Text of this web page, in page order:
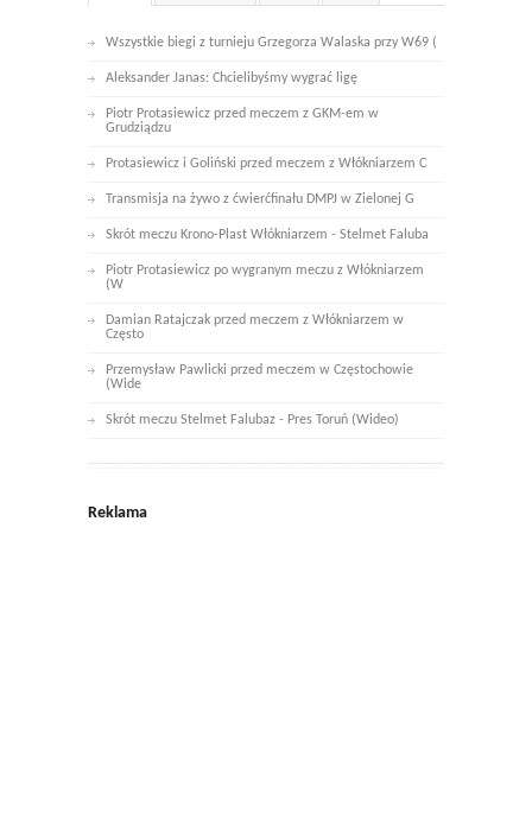
Wszystkie biegi z turnieju Grzegorza Walaska przy W69 (
Aleksander Janas: Chcielibyśmy wygrać ligę
Piotr Protasiewicz przed meczem z GKM-em w
Grudziądzu
Protasiewicz i Goliński przed meczem z Włókniarzem C
Transmisja na żywo z ćwierćfinału DMPJ w Zielonej G
Skrót meczu Krono-Plast Włókniarzem - Stelmet Faluba
Piotr Protasiewicz po wygranym meczu z Włókniarzem
(W
Damian Ratajczak przed meczem z Włókniarzem w
Często
Przemysław Pawlicki przed meczem w Częstochowie
(Wide
Skrót meczu Stelmet Falubaz - Pres Toruń (Wideo)
Reklama